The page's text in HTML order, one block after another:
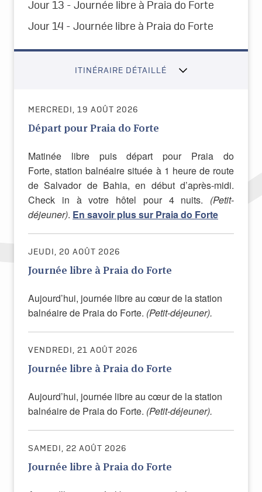
Jour 13 - Journée libre à Praia do Forte
Jour 14 - Journée libre à Praia do Forte
ITINÉRAIRE DÉTAILLÉ
MERCREDI, 19 AOÛT 2026
Départ pour Praia do Forte
Matinée libre puis départ pour Praia do
Forte, station balnéaire située à 1 heure de route
de Salvador de Bahia, en début d’après-midi.
Check in à votre hôtel pour 4 nuits. (Petit-
déjeuner). En savoir plus sur Praia do Forte
JEUDI, 20 AOÛT 2026
Journée libre à Praia do Forte
Aujourd’hui, journée libre au cœur de la station
balnéaire de Praia do Forte. (Petit-déjeuner).
VENDREDI, 21 AOÛT 2026
Journée libre à Praia do Forte
Aujourd’hui, journée libre au cœur de la station
balnéaire de Praia do Forte. (Petit-déjeuner).
SAMEDI, 22 AOÛT 2026
Journée libre à Praia do Forte